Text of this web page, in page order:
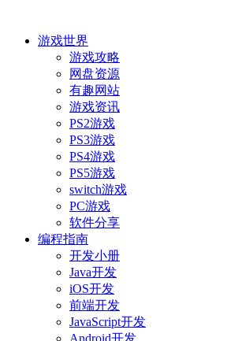
游戏世界
游戏攻略
网盘资源
有趣网站
游戏资讯
PS2游戏
PS3游戏
PS4游戏
PS5游戏
switch游戏
PC游戏
软件分享
编程指南
开发小册
Java开发
iOS开发
前端开发
JavaScript开发
Android开发